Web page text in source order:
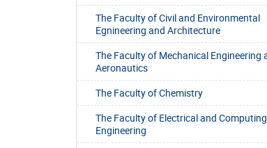
The Faculty of Civil and Environmental
Egnineering and Architecture
The Faculty of Mechanical Engineering
Aeronautics
The Faculty of Chemistry
The Faculty of Electrical and Computing
Engineering